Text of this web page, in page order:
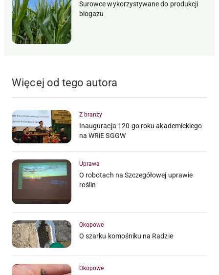
Surowce wykorzystywane do produkcji
biogazu
Więcej od tego autora
Z branży
Inauguracja 120-go roku akademickiego
na WRiE SGGW
Uprawa
O robotach na Szczegółowej uprawie
roślin
Okopowe
O szarku komośniku na Radzie
Okopowe